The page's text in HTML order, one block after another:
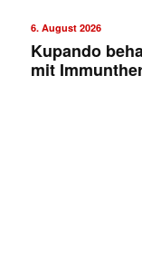
6. August 2026
Kupando
mit